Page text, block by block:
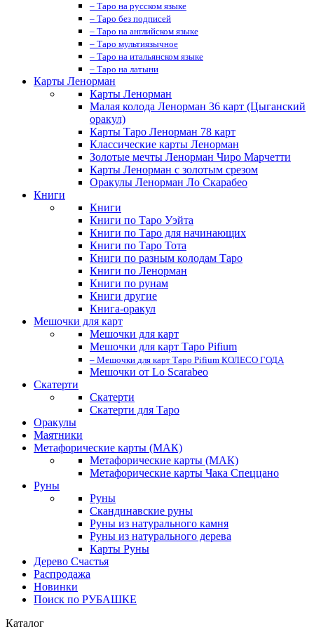
– Таро на русском языке
– Таро без подписей
– Таро на английском языке
– Таро мультиязычное
– Таро на итальянском языке
– Таро на латыни
Карты Ленорман
Карты Ленорман
Малая колода Ленорман 36 карт (Цыганский
оракул)
Карты Таро Ленорман 78 карт
Классические карты Ленорман
Золотые мечты Ленорман Чиро Марчетти
Карты Ленорман с золотым срезом
Оракулы Ленорман Ло Скарабео
Книги
Книги
Книги по Таро Уэйта
Книги по Таро для начинающих
Книги по Таро Тота
Книги по разным колодам Таро
Книги по Ленорман
Книги по рунам
Книги другие
Книга-оракул
Мешочки для карт
Мешочки для карт
Мешочки для карт Таро Pifium
– Мешочки для карт Таро Pifium КОЛЕСО ГОДА
Мешочки от Lo Scarabeo
Скатерти
Скатерти
Скатерти для Таро
Оракулы
Маятники
Метафорические карты (МАК)
Метафорические карты (МАК)
Метафорические карты Чака Спеццано
Руны
Руны
Скандинавские руны
Руны из натурального камня
Руны из натурального дерева
Карты Руны
Дерево Счастья
Распродажа
Новинки
Поиск по РУБАШКЕ
Каталог